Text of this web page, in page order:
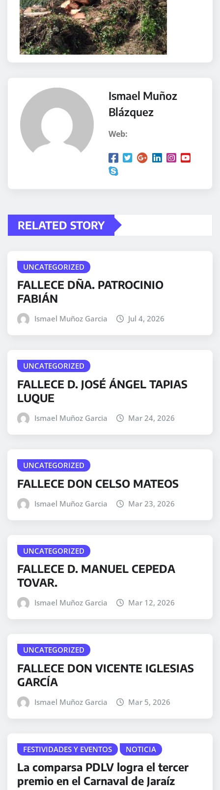
Ismael Muñoz
Blázquez
Web:
RELATED STORY
UNCATEGORIZED
FALLECE DÑA. PATROCINIO
FABIÁN
Ismael Muñoz Garcia Jul 4, 2026
UNCATEGORIZED
FALLECE D. JOSÉ ÁNGEL TAPIAS
LUQUE
Ismael Muñoz Garcia Mar 24, 2026
UNCATEGORIZED
FALLECE DON CELSO MATEOS
Ismael Muñoz Garcia Mar 23, 2026
UNCATEGORIZED
FALLECE D. MANUEL CEPEDA
TOVAR.
Ismael Muñoz Garcia Mar 12, 2026
UNCATEGORIZED
FALLECE DON VICENTE IGLESIAS
GARCÍA
Ismael Muñoz Garcia Mar 5, 2026
FESTIVIDADES Y EVENTOS NOTICIA
La comparsa PDLV logra el tercer
premio en el Carnaval de Jaraíz